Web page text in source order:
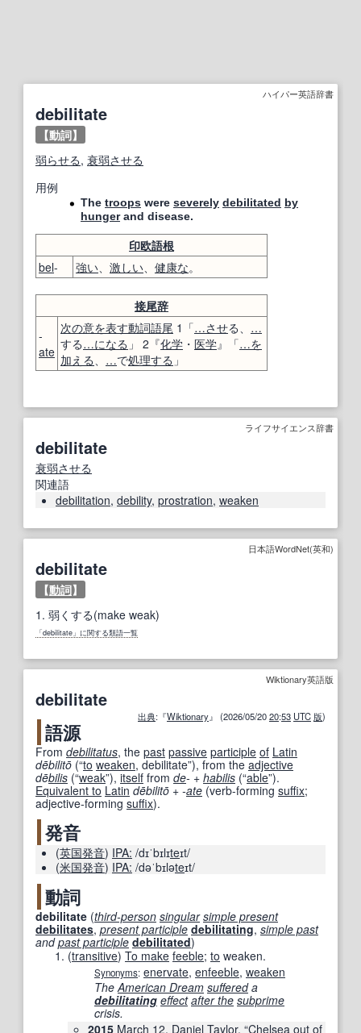
ハイパー英語辞書
debilitate
【動詞】
弱らせる, 衰弱させる
用例
The troops were severely debilitated by
hungerand disease.
印欧語根
bel- 強い、 激しい、 健康な。
接尾辞
-
ate
次の意を表す動詞語尾 1「…させる、 …
する…になる 」 2『化学 ・ 医学』「…を
加える、 …で処理する 」
ライフサイエンス辞書
debilitate
衰弱させる
関連語
debilitation, debility, prostration, weaken
日本語WordNet(英和)
debilitate
【動詞】
1. 弱くする(make weak)
「debilitate」に関する類語一覧
Wiktionary英語版
debilitate
出典:『Wiktionary』 (2026/05/2020:53 UTC 版)
語源
From debilitatus, the past passive participle of Latin
dēbilitō (“to weaken, debilitate”), from the adjective
dēbilis (“weak”), itself from de- +‎ habilis (“able”).
Equivalent to Latin dēbilitō +‎ -ate (verb-forming suffix;
adjective-forming suffix).
発音
(英国発音) IPA: /dɪˈbɪlɪteɪt/
(米国発音) IPA: /dəˈbɪləteɪt/
動詞
debilitate (third-person singular simple present
debilitates, present participle debilitating, simple past
andpast participle debilitated)
(transitive) To make feeble; to weaken.
Synonyms: enervate, enfeeble, weaken
TheAmerican Dream suffereda
debilitating effect after the subprime
crisis.
2015 March 12, Daniel Taylor, “Chelsea out of